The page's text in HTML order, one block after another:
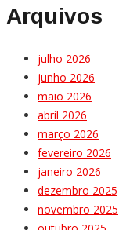
Arquivos
julho 2026
junho 2026
maio 2026
abril 2026
março 2026
fevereiro 2026
janeiro 2026
dezembro 2025
novembro 2025